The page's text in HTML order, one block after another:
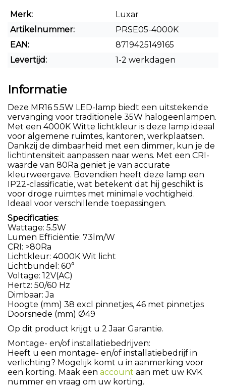
Merk:
Luxar
Artikelnummer:
PRSE05-4000K
EAN:
8719425149165
Levertijd:
1-2 werkdagen
Informatie
Deze MR16 5.5W LED-lamp biedt een uitstekende
vervanging voor traditionele 35W halogeenlampen.
Met een 4000K Witte lichtkleur is deze lamp ideaal
voor algemene ruimtes, kantoren, werkplaatsen.
Dankzij de dimbaarheid met een dimmer, kun je de
lichtintensiteit aanpassen naar wens. Met een CRI-
waarde van 80Ra geniet je van accurate
kleurweergave. Bovendien heeft deze lamp een
IP22-classificatie, wat betekent dat hij geschikt is
voor droge ruimtes met minimale vochtigheid.
Ideaal voor verschillende toepassingen.
Specificaties:
Wattage: 5.5W
Lumen Efficiëntie: 73lm/W
CRI: >80Ra
Lichtkleur: 4000K Wit licht
Lichtbundel: 60°
Voltage: 12V(AC)
Hertz: 50/60 Hz
Dimbaar: Ja
Hoogte (mm) 38 excl pinnetjes, 46 met pinnetjes
Doorsnede (mm) Ø49
Op dit product krijgt u 2 Jaar Garantie.
Montage- en/of installatiebedrijven:
Heeft u een montage- en/of installatiebedrijf in
verlichting? Mogelijk komt u in aanmerking voor
een korting. Maak een account aan met uw KVK
nummer en vraag om uw korting.